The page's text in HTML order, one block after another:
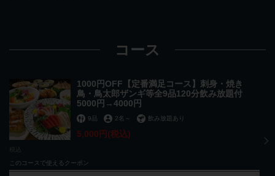
コース
1000円OFF【定番満足コース】刺身・焼き
鳥・鳥太郎ザンギ等全9品120分飲み放題付
5000円→4000円
9品 2名 ～ 飲み放題あり
5,000円 (税込)
税込
このコースで使えるクーポン